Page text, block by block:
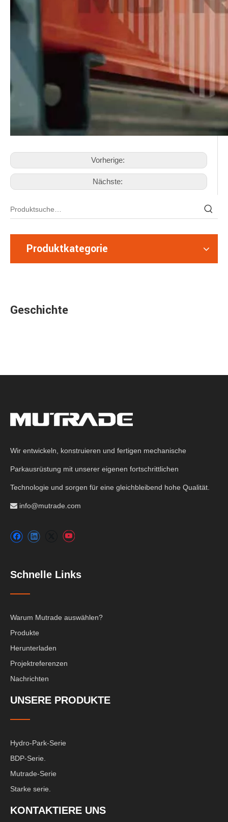
Vorherige:
Nächste:
Produktkategorie
Geschichte
Wir entwickeln, konstruieren und fertigen mechanische
Parkausrüstung mit unserer eigenen fortschrittlichen
Technologie und sorgen für eine gleichbleibend hohe Qualität.
 info@mutrade.com
Schnelle Links
Warum Mutrade auswählen?
Produkte
Herunterladen
Projektreferenzen
Nachrichten
UNSERE PRODUKTE
Hydro-Park-Serie
BDP-Serie.
Mutrade-Serie
Starke serie.
KONTAKTIERE UNS